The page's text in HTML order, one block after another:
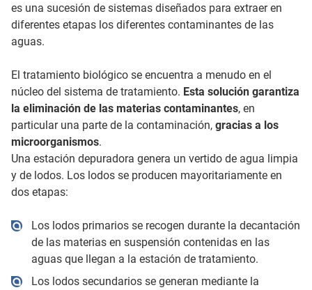
es una sucesión de sistemas diseñados para extraer en
diferentes etapas los diferentes contaminantes de las
aguas.
El tratamiento biológico se encuentra a menudo en el
núcleo del sistema de tratamiento. Esta solución garantiza
la eliminación de las materias contaminantes, en
particular una parte de la contaminación, gracias a los
microorganismos.
Una estación depuradora genera un vertido de agua limpia
y de lodos. Los lodos se producen mayoritariamente en
dos etapas:
Los lodos primarios se recogen durante la decantación
de las materias en suspensión contenidas en las
aguas que llegan a la estación de tratamiento.
Los lodos secundarios se generan mediante la